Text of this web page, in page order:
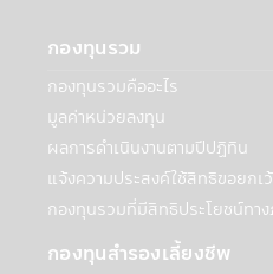
บริการ: บริษัทฯอาจเปิด
สถาบันการเงินอื่นๆ ที่เ
สร้างและเสนอผลิตภัณฑ์
Synchrony ที่เกี่ยวข้อง
ท่านในกรณีที่ต้องการโอ
หรือเข้าบัญชีของเท่าน ส
อาจใช้ข้อมูลนี้เฉพาะเพื่
เสนอผลิตภัณฑ์ที่เกี่ยวข้
• การจัดทำข้อมูลสถิติที่
กองทุนรวม
กองทุนรวมคืออะไร
มูลค่าหน่วยลงทุน
ผลการดำเนินงานตามปีปฏิทิน
แจ้งความประสงค์ใช้สิทธิขอยกเ
กองทุนรวมที่มีสิทธิประโยชน์ทาง
กองทุนสำรองเลี้ยงชีพ